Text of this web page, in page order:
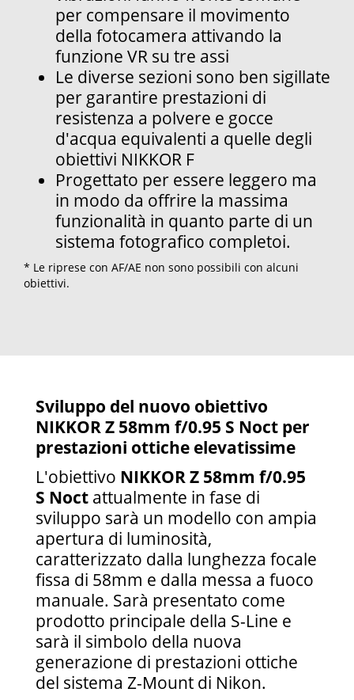
per compensare il movimento
della fotocamera attivando la
funzione VR su tre assi
Le diverse sezioni sono ben sigillate
per garantire prestazioni di
resistenza a polvere e gocce
d'acqua equivalenti a quelle degli
obiettivi NIKKOR F
Progettato per essere leggero ma
in modo da offrire la massima
funzionalità in quanto parte di un
sistema fotografico completoi.
* Le riprese con AF/AE non sono possibili con alcuni
obiettivi.
Sviluppo del nuovo obiettivo
NIKKOR Z 58mm f/0.95 S Noct per
prestazioni ottiche elevatissime
L'obiettivo NIKKOR Z 58mm f/0.95
S Noct attualmente in fase di
sviluppo sarà un modello con ampia
apertura di luminosità,
caratterizzato dalla lunghezza focale
fissa di 58mm e dalla messa a fuoco
manuale. Sarà presentato come
prodotto principale della S-Line e
sarà il simbolo della nuova
generazione di prestazioni ottiche
del sistema Z-Mount di Nikon.